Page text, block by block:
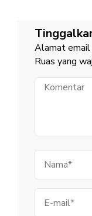
Alamat email
Ruas yang
Komentar
mail